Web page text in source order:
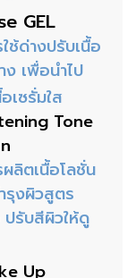
GEL
ช้ด่างปรับเนื้อ
ง เพื่อนำไป
เซรั่มใส
Tone
ลิตเนื้อโลชั่น
รุงผิวสูตร
รับสีผิวให้ดู
Up